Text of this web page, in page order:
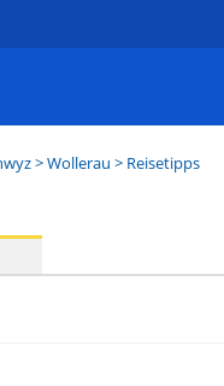
>Wollerau > Reisetipps